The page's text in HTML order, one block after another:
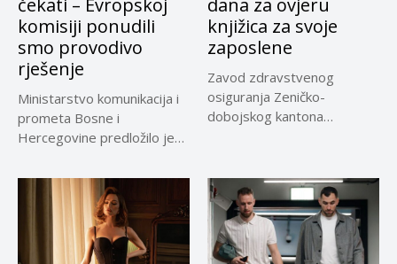
čekati – Evropskoj
komisiji ponudili
smo provodivo
rješenje
Ministarstvo komunikacija i
prometa Bosne i
Hercegovine predložilo je
privremeno...
dana za ovjeru
knjižica za svoje
zaposlene
Zavod zdravstvenog
osiguranja Zeničko-
dobojskog kantona